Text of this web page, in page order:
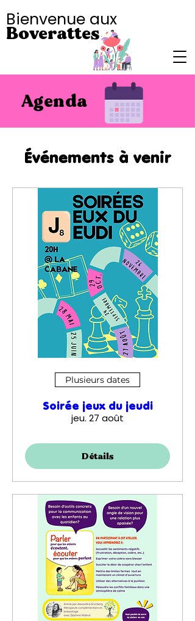
Bienvenue aux
Boverattes
Agenda
Événements à venir
Plusieurs dates
Soirée jeux du jeudi
jeu. 27 août
Détails